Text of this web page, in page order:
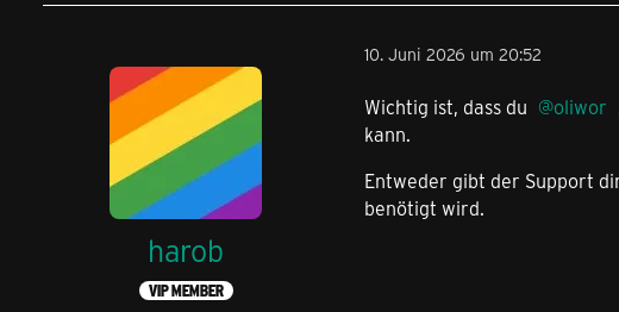
harob
VIP MEMBER
10. Juni 2026 um 20:52
Wichtig ist, dass du oliwor
kann.
Entweder gibt der Support
benötigt wird.